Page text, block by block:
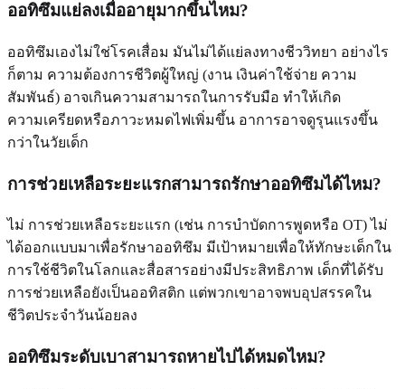
ออทิซึมแย่ลงเมื่ออายุมากขึ้นไหม?
ออทิซึมเองไม่ใช่โรคเสื่อม มันไม่ได้แย่ลงทางชีววิทยา อย่างไร
ก็ตาม ความต้องการชีวิตผู้ใหญ่ (งาน เงินค่าใช้จ่าย ความ
สัมพันธ์) อาจเกินความสามารถในการรับมือ ทำให้เกิด
ความเครียดหรือภาวะหมดไฟเพิ่มขึ้น อาการอาจดูรุนแรงขึ้น
กว่าในวัยเด็ก
การช่วยเหลือระยะแรกสามารถรักษาออทิซึมได้ไหม?
ไม่ การช่วยเหลือระยะแรก (เช่น การบำบัดการพูดหรือ OT) ไม่
ได้ออกแบบมาเพื่อรักษาออทิซึม มีเป้าหมายเพื่อให้ทักษะเด็กใน
การใช้ชีวิตในโลกและสื่อสารอย่างมีประสิทธิภาพ เด็กที่ได้รับ
การช่วยเหลือยังเป็นออทิสติก แต่พวกเขาอาจพบอุปสรรคใน
ชีวิตประจำวันน้อยลง
ออทิซึมระดับเบาสามารถหายไปได้หมดไหม?